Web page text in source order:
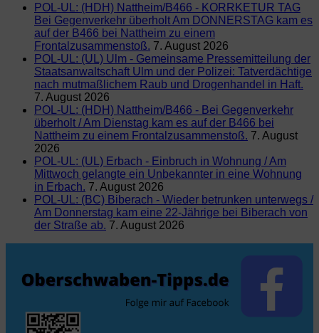
POL-UL: (HDH) Nattheim/B466 - KORRKETUR TAG
Bei Gegenverkehr überholt Am DONNERSTAG kam es
auf der B466 bei Nattheim zu einem
Frontalzusammenstoß. 7. August 2026
POL-UL: (UL) Ulm - Gemeinsame Pressemitteilung der
Staatsanwaltschaft Ulm und der Polizei: Tatverdächtige
nach mutmaßlichem Raub und Drogenhandel in Haft.
7. August 2026
POL-UL: (HDH) Nattheim/B466 - Bei Gegenverkehr
überholt / Am Dienstag kam es auf der B466 bei
Nattheim zu einem Frontalzusammenstoß. 7. August
2026
POL-UL: (UL) Erbach - Einbruch in Wohnung / Am
Mittwoch gelangte ein Unbekannter in eine Wohnung
in Erbach. 7. August 2026
POL-UL: (BC) Biberach - Wieder betrunken unterwegs /
Am Donnerstag kam eine 22-Jährige bei Biberach von
der Straße ab. 7. August 2026